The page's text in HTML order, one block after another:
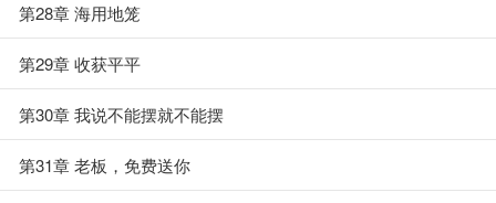
第28章 海用地笼
第29章 收获平平
第30章 我说不能摆就不能摆
第31章 老板，免费送你